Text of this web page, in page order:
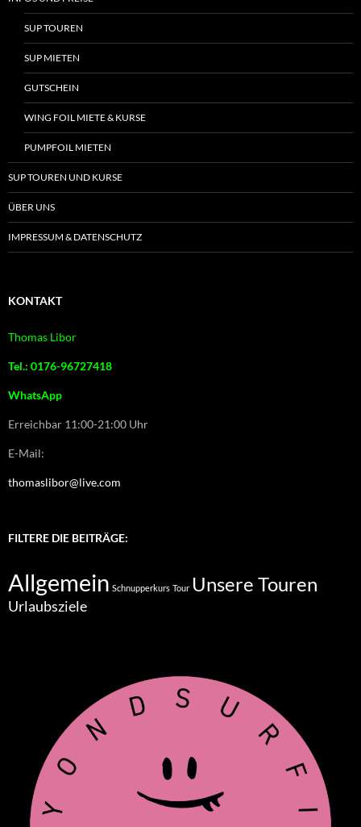
SUP TOUREN
SUP MIETEN
GUTSCHEIN
WING FOIL MIETE & KURSE
PUMPFOIL MIETEN
SUP TOUREN UND KURSE
ÜBER UNS
IMPRESSUM & DATENSCHUTZ
KONTAKT
Thomas Libor
Tel.: 0176-96727418
WhatsApp
Erreichbar 11:00-21:00 Uhr
E-Mail:
thomaslibor@live.com
FILTERE DIE BEITRÄGE:
Allgemein Schnupperkurs Tour Unsere Touren
Urlaubsziele